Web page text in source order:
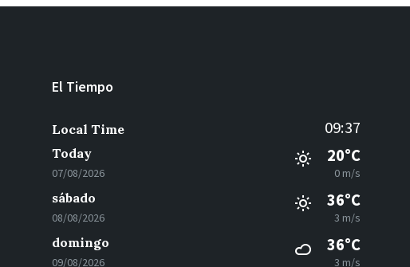
El Tiempo
Local Time 09:37
Today
07/08/2026
20°C
0 m/s
sábado
08/08/2026
36°C
3 m/s
domingo
09/08/2026
36°C
3 m/s